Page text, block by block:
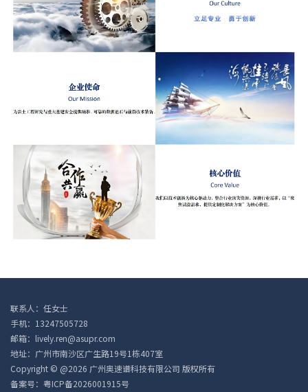
联系人：任女士
手机：13247505728
邮箱：lively.ren@asupr.com
地址：广州市南沙区广生路19号1栋407室
Copyright © @2026 广州奥速谱科技有限公司 版权所有
备案号： 粤ICP备2026001915号